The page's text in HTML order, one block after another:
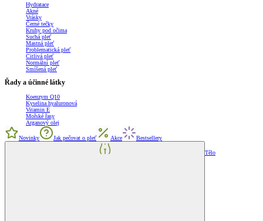
Hydratace
Akné
Vrásky
Černé tečky
Kruhy pod očima
Suchá pleť
Mastná pleť
Problematická pleť
Citlivá pleť
Normální pleť
Smíšená pleť
Řady a účinné látky
Koenzym Q10
Kyselina hyaluronová
Vitamin E
Mořské řasy
Arganový olej
Novinky Jak pečovat o pleť Akce Bestsellery
Tělo